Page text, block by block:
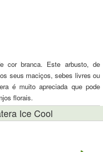
cor branca. Este arbusto, de
seus maciços, sebes livres ou
é muito apreciada que pode
florais.
Ice Cool